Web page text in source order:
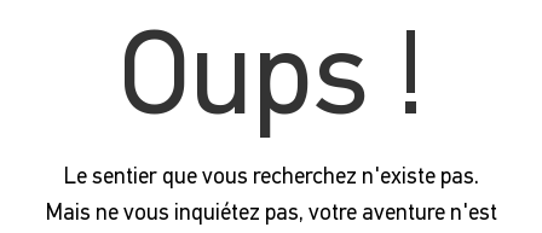
Oups !
Le sentier que vous recherchez n'existe pas.
Mais ne vous inquiétez pas, votre aventure n'est